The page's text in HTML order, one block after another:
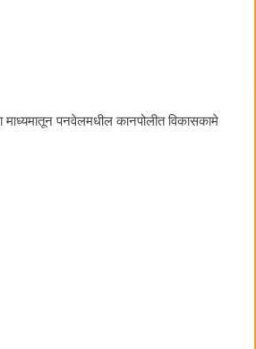
माध्यमातून पनवेलमधील कानपोलीत विकासकामे